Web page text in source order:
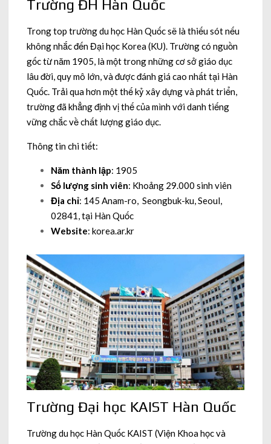
Trường ĐH Hàn Quốc
Trong top trường du học Hàn Quốc sẽ là thiếu sót nếu
không nhắc đến Đại học Korea (KU). Trường có nguồn
gốc từ năm 1905, là một trong những cơ sở giáo dục
lâu đời, quy mô lớn, và được đánh giá cao nhất tại Hàn
Quốc. Trải qua hơn một thế kỷ xây dựng và phát triển,
trường đã khẳng định vị thế của mình với danh tiếng
vững chắc về chất lượng giáo dục.
Thông tin chi tiết:
Năm thành lập: 1905
Số lượng sinh viên: Khoảng 29.000 sinh viên
Địa chỉ: 145 Anam-ro, Seongbuk-ku, Seoul,
02841, tại Hàn Quốc
Website: korea.ar.kr
Trường Đại học KAIST Hàn Quốc
Trường du học Hàn Quốc KAIST (Viện Khoa học và